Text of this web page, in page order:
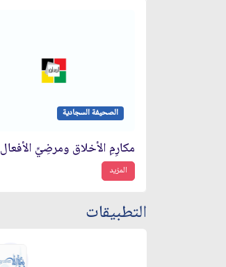
الصحيفة السجادية
مكارِمِ الأخلاق ومرضِيِّ الأفعال
المزيد
التطبيقات